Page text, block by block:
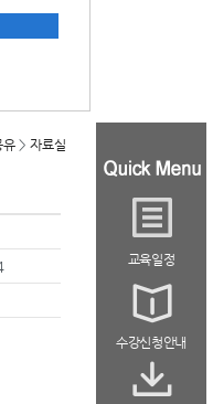
교육일정
수강신청안내
유 > 자료실